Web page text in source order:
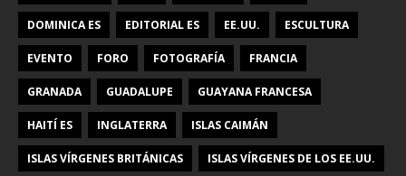
DOMINICA ES EDITORIAL ES EE.UU. ESCULTURA
EVENTO FORO FOTOGRAFÍA FRANCIA
GRANADA GUADALUPE GUAYANA FRANCESA
HAITÍ ES INGLATERRA ISLAS CAIMÁN
ISLAS VÍRGENES BRITÁNICAS ISLAS VÍRGENES DE LOS EE.UU.